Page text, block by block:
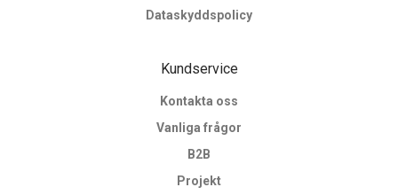
Dataskyddspolicy
Kundservice
Kontakta oss
Vanliga frågor
B2B
Projekt